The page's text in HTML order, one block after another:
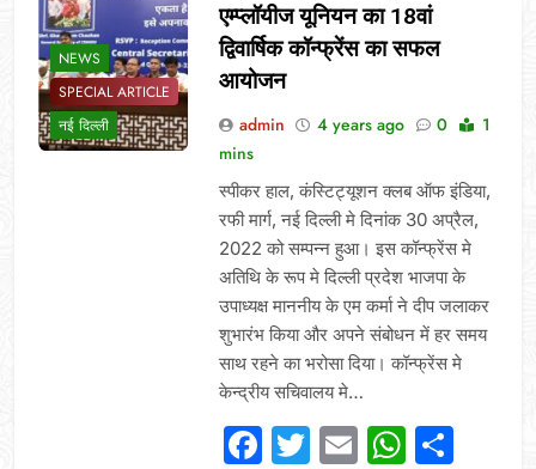
NEWS
SPECIAL ARTICLE
नई दिल्ली
एम्प्लॉयीज यूनियन का 18वां
द्विवार्षिक कॉन्फ्रेंस का सफल
आयोजन
admin 4 years ago 0
1
mins
स्पीकर हाल, कंस्टिट्यूशन क्लब ऑफ इंडिया,
रफी मार्ग, नई दिल्ली मे दिनांक 30 अप्रैल,
2022 को सम्पन्न हुआ। इस कॉन्फ्रेंस मे
अतिथि के रूप मे दिल्ली प्रदेश भाजपा के
उपाध्यक्ष माननीय के एम कर्मा ने दीप जलाकर
शुभारंभ किया और अपने संबोधन में हर समय
साथ रहने का भरोसा दिया। कॉन्फ्रेंस मे
केन्द्रीय सचिवालय मे…
Facebook
Twitter
Email